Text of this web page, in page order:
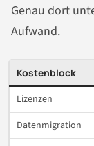
Genau dort
Aufwand.
Kostenblock
Lizenzen
Datenmigration